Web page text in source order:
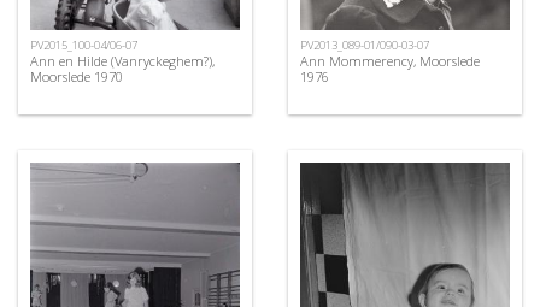
PV2015_100-04/06-07
Ann en Hilde (Vanryckeghem?),
Moorslede 1970
PV2013_089-01/090-03-07
Ann Mommerency, Moorslede
1976